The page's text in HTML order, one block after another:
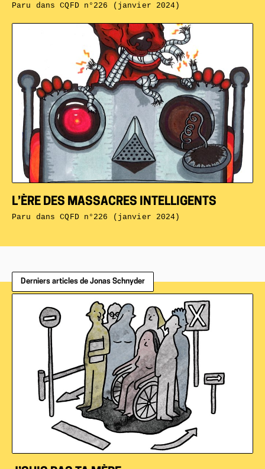
L’ÈRE DES MASSACRES INTELLIGENTS
Paru dansCQFD n°226 (janvier 2024)
Paru dansCQFD n°226 (janvier 2024)
Derniers articles de Jonas Schnyder